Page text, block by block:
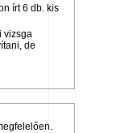
írt 6 db. kis
vizsga
de